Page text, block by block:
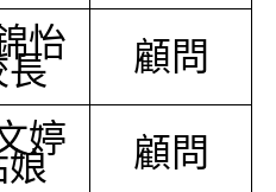
怡
長 顧問
婷
娘 顧問